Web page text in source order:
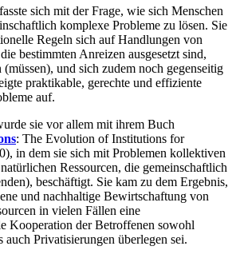
sich mit der Frage, wie sich Menschen
komplexe Probleme zu lösen. Sie
Regeln sich auf Handlungen von
bestimmten Anreizen ausgesetzt sind,
und sich zudem noch gegenseitig
praktikable, gerechte und effiziente
auf.
sie vor allem mit ihrem Buch
: The Evolution of Institutions for
in dem sie sich mit Problemen kollektiven
Ressourcen, die gemeinschaftlich
beschäftigt. Sie kam zu dem Ergebnis,
und nachhaltige Bewirtschaftung von
in vielen Fällen eine
Kooperation der Betroffenen sowohl
Privatisierungen überlegen sei.